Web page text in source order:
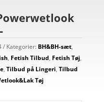
Kategorier: BH&BH-sæt,
, Fetish Tilbud, Fetish Tøj,
, Tilbud på Lingeri, Tilbud
Tøj